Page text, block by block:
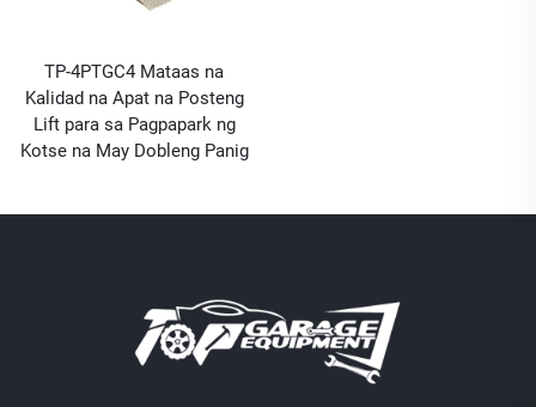
TP-4PTGC4 Mataas na
Kalidad na Apat na Posteng
Lift para sa Pagpapark ng
Kotse na May Dobleng Panig